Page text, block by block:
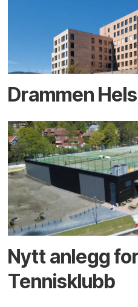
Drammen
Nytt anlegg
Tennisklubb